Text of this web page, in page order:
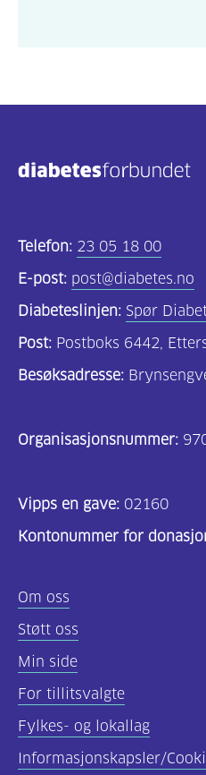
Telefon: 23 05 18 00
E-post: post@diabetes.no
Diabeteslinjen: Spør
Post: Postboks 6442,
Besøksadresse:
Organisasjonsnummer:
Vipps en gave: 02160
Kontonummer for
Om oss
Støtt oss
Min side
For tillitsvalgte
Fylkes- og lokallag
Informasjonskapsler/